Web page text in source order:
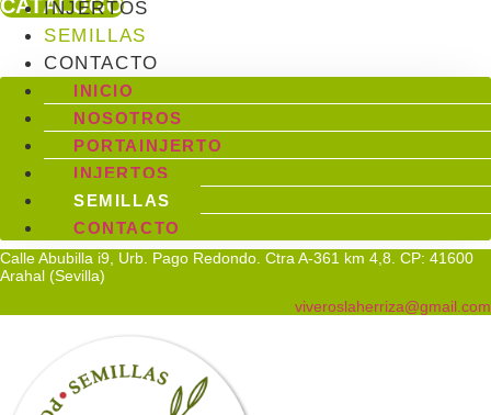
CATÁLOGO
INJERTOS
SEMILLAS
CONTACTO
INICIO
NOSOTROS
PORTAINJERTO
INJERTOS
SEMILLAS
CONTACTO
Calle Abubilla i9, Urb. Pago Redondo. Ctra A-361 km 4,8. CP: 41600
Arahal (Sevilla)
viveroslaherriza@gmail.com